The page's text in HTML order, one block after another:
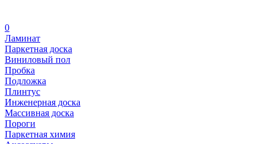
0
Ламинат
Паркетная доска
Виниловый пол
Пробка
Подложка
Плинтус
Инженерная доска
Массивная доска
Пороги
Паркетная химия